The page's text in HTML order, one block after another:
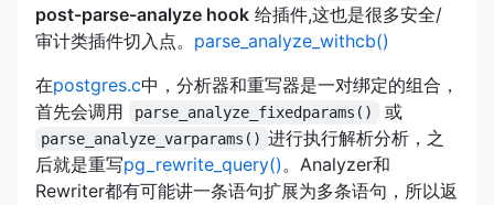
post-parse-analyze hook 给插件,这也是很多安全/
审计类插件切入点。 parse_analyze_withcb()
在postgres.c中，分析器和重写器是一对绑定的组合，
首先会调用
parse_analyze_fixedparams() 或
parse_analyze_varparams() 进行执行解析分析，之
后就是重写pg_rewrite_query()。Analyzer和
Rewriter都有可能讲一条语句扩展为多条语句，所以返